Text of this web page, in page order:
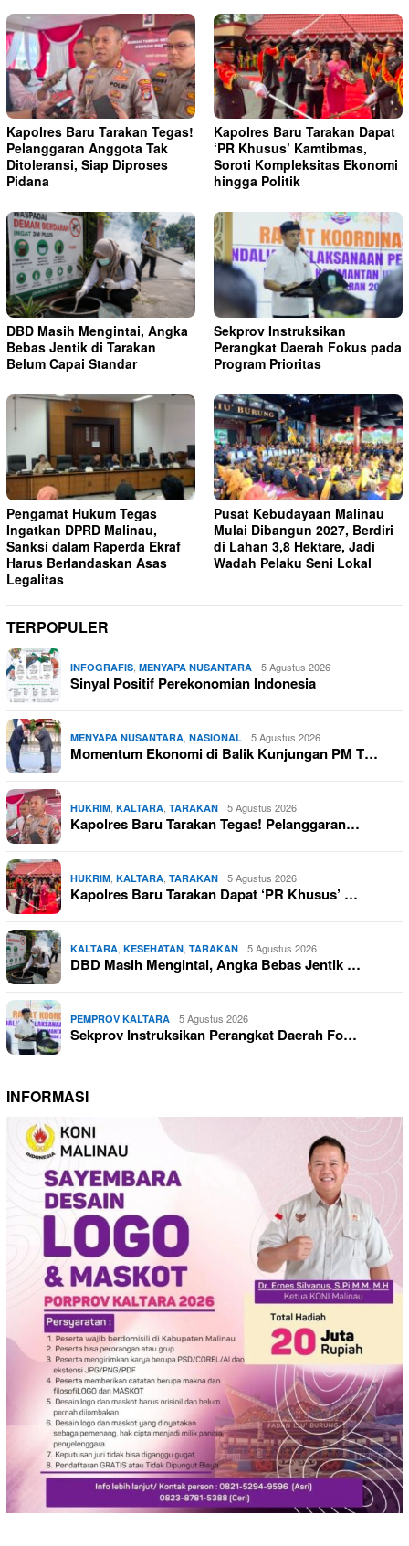
Kapolres Baru Tarakan Tegas!
Pelanggaran Anggota Tak
Ditoleransi, Siap Diproses
Pidana
Kapolres Baru Tarakan Dapat
‘PR Khusus’ Kamtibmas,
Soroti Kompleksitas Ekonomi
hingga Politik
DBD Masih Mengintai, Angka
Bebas Jentik di Tarakan
Belum Capai Standar
Sekprov Instruksikan
Perangkat Daerah Fokus pada
Program Prioritas
Pengamat Hukum Tegas
Ingatkan DPRD Malinau,
Sanksi dalam Raperda Ekraf
Harus Berlandaskan Asas
Legalitas
Pusat Kebudayaan Malinau
Mulai Dibangun 2027, Berdiri
di Lahan 3,8 Hektare, Jadi
Wadah Pelaku Seni Lokal
TERPOPULER
INFOGRAFIS, MENYAPA NUSANTARA 5 Agustus 2026
Sinyal Positif Perekonomian Indonesia
MENYAPA NUSANTARA, NASIONAL 5 Agustus 2026
Momentum Ekonomi di Balik Kunjungan PM T…
HUKRIM, KALTARA, TARAKAN 5 Agustus 2026
Kapolres Baru Tarakan Tegas! Pelanggaran…
HUKRIM, KALTARA, TARAKAN 5 Agustus 2026
Kapolres Baru Tarakan Dapat ‘PR Khusus’ …
KALTARA, KESEHATAN, TARAKAN 5 Agustus 2026
DBD Masih Mengintai, Angka Bebas Jentik …
PEMPROV KALTARA 5 Agustus 2026
Sekprov Instruksikan Perangkat Daerah Fo…
INFORMASI